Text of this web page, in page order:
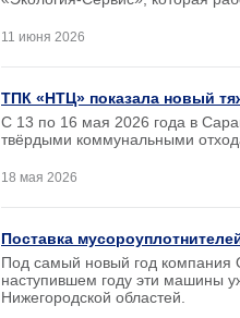
11 июня 2026
ТПК «НТЦ» показала новый
С 13 по 16 мая 2026 года в
твёрдыми коммунальными
18 мая 2026
Поставка
Под самый новый год компания
наступившем году эти машины
Нижегородской областей.